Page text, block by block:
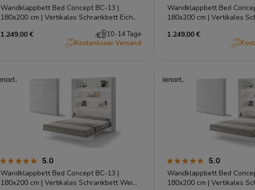
Wandklappbett Bed Concept BC-13 |
180x200 cm | Vertikales Schrankbett Eiche
1.249,00 €
10-14 Tage
Kostenloser Versand
Wandklappbett Bed
180x200 cm | Vertikales
1.249,00 €
5.0
Wandklappbett Bed Concept BC-13 |
180x200 cm | Vertikales Schrankbett Weiß
5.0
Wandklappbett Bed
180x200 cm | Vertikales